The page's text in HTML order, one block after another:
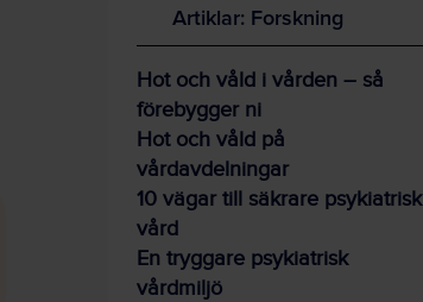
Artiklar: Forskning
Hot och våld i vården – så
förebygger ni
Hot och våld på
vårdavdelningar
10 vägar till säkrare psykiatrisk
vård
En tryggare psykiatrisk
vårdmiljö